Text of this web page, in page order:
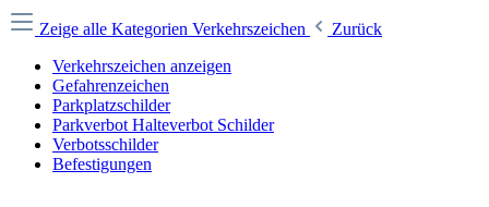
Zeige alle Kategorien Verkehrszeichen
Zurück
Verkehrszeichen anzeigen
Gefahrenzeichen
Parkplatzschilder
Parkverbot Halteverbot Schilder
Verbotsschilder
Befestigungen